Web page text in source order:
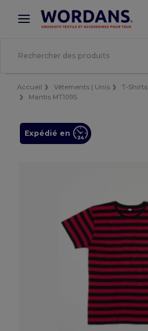
× Appli Wordans
Meilleurs prix sur l’app !
Accueil Vêtements | Unis T-Shirts
Mantis MT109S
Expédié en